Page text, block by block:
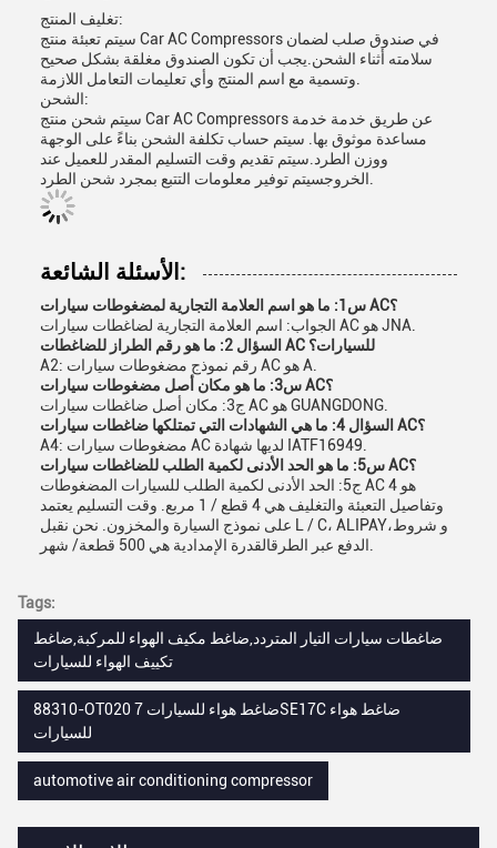
تغليف المنتج:
سيتم تعبئة منتج Car AC Compressors في صندوق صلب لضمان
سلامته أثناء الشحن.يجب أن تكون الصندوق مغلقة بشكل صحيح
الشحن:
سيتم شحن منتج Car AC Compressors عن طريق خدمة خدمة
مساعدة موثوق بها. سيتم حساب تكلفة الشحن بناءً على الوجهة
ووزن الطرد.سيتم تقديم وقت التسليم المقدر للعميل عند
الأسئلة الشائعة:
س1: ما هو اسم العلامة التجارية لمضغوطات سيارات AC؟
الجواب: اسم العلامة التجارية لضاغطات سيارات AC هو JNA.
السؤال 2: ما هو رقم الطراز للضاغطات AC للسيارات؟
A2: رقم نموذج مضغوطات سيارات AC هو A.
س3: ما هو مكان أصل مضغوطات سيارات AC؟
ج3: مكان أصل ضاغطات سيارات AC هو GUANGDONG.
السؤال 4: ما هي الشهادات التي تمتلكها ضاغطات سيارات AC؟
A4: مضغوطات سيارات AC لديها شهادة IATF16949.
س5: ما هو الحد الأدنى لكمية الطلب للضاغطات سيارات AC؟
ج5: الحد الأدنى لكمية الطلب للسيارات المضغوطات AC هو 4
وتفاصيل التعبئة والتغليف هي 4 قطع / 1 مربع. وقت التسليم يعتمد
على نموذج السيارة والمخزون. نحن نقبل L / C، ALIPAY،و شروط
Tags:
ضاغطات سيارات التيار المتردد,ضاغط مكيف الهواء للمركبة,ضاغط
تكييف الهواء للسيارات
88310-OT020 ضاغط هواء للسيارات 7SE17C ضاغط هواء
للسيارات
automotive air conditioning compressor